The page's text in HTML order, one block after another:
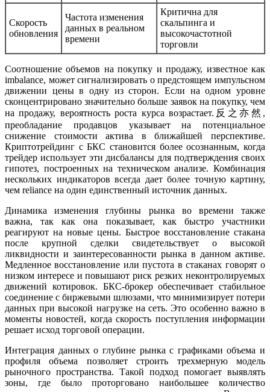
Скорость
обновления
Частота изменения
данных в реальном
времени
Критична для
скальпинга и
высокочастотной
торговли
Соотношение объемов на покупку и продажу, известное как
imbalance, может сигнализировать о предстоящем импульсном
движении цены в одну из сторон. Если на одном уровне
сконцентрировано значительно больше заявок на покупку, чем
на продажу, вероятность роста курса возрастает.反之亦然,
преобладание продавцов указывает на потенциальное
снижение стоимости актива в ближайшей перспективе.
Криптотрейдинг с БКС становится более осознанным, когда
трейдер использует эти дисбалансы для подтверждения своих
гипотез, построенных на техническом анализе. Комбинация
нескольких индикаторов всегда дает более точную картину,
чем reliance на один единственный источник данных.
Динамика изменения глубины рынка во времени также
важна, так как она показывает, как быстро участники
реагируют на новые цены. Быстрое восстановление стакана
после крупной сделки свидетельствует о высокой
ликвидности и заинтересованности рынка в данном активе.
Медленное восстановление или пустота в стаканах говорят о
низком интересе и повышают риск резких неконтролируемых
движений котировок. БКС-брокер обеспечивает стабильное
соединение с биржевыми шлюзами, что минимизирует потери
данных при высокой нагрузке на сеть. Это особенно важно в
моменты новостей, когда скорость поступления информации
решает исход торговой операции.
Интеграция данных о глубине рынка с графиками объема и
профиля объема позволяет строить трехмерную модель
рыночного пространства. Такой подход помогает выявлять
зоны, где было проторговано наибольшее количество